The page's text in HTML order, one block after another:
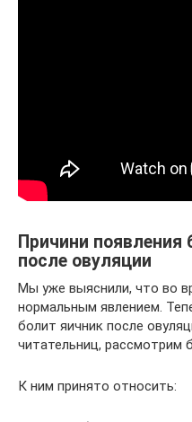
Причини появления
после овуляции
Мы уже выяснили, что во
нормальным явлением.
болит яичник после
читательниц, рассмотрим
К ним принято относить: